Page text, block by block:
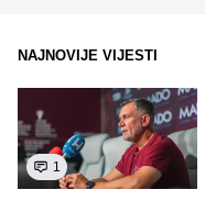
NAJNOVIJE VIJESTI
1